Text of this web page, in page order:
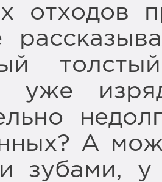
отходов
уже
А
зубами,